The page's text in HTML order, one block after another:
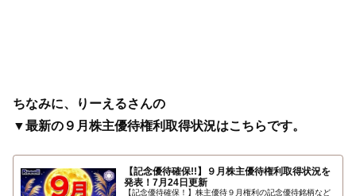
ちなみに、りーえるさんの
▼最新の９月株主優待権利取得状況はこちらです。
【記念優待確保!!】９月株主優待権利取得状況を
発表！7月24日更新
【記念優待確保！】株主優待９月権利の記念優待銘柄など